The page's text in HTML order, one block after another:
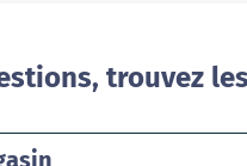
trouvez